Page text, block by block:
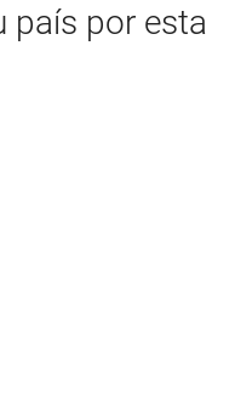
país por esta